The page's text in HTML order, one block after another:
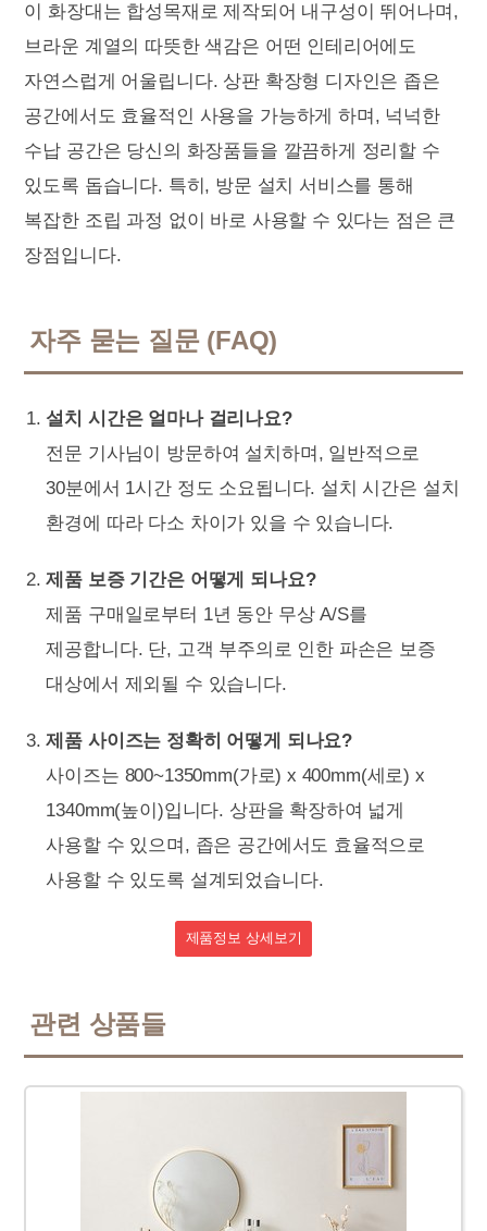
이 화장대는 합성목재로 제작되어 내구성이 뛰어나며,
브라운 계열의 따뜻한 색감은 어떤 인테리어에도
자연스럽게 어울립니다. 상판 확장형 디자인은 좁은
공간에서도 효율적인 사용을 가능하게 하며, 넉넉한
수납 공간은 당신의 화장품들을 깔끔하게 정리할 수
있도록 돕습니다. 특히, 방문 설치 서비스를 통해
복잡한 조립 과정 없이 바로 사용할 수 있다는 점은 큰
장점입니다.
자주 묻는 질문 (FAQ)
설치 시간은 얼마나 걸리나요?
전문 기사님이 방문하여 설치하며, 일반적으로
30분에서 1시간 정도 소요됩니다. 설치 시간은 설치
환경에 따라 다소 차이가 있을 수 있습니다.
제품 보증 기간은 어떻게 되나요?
제품 구매일로부터 1년 동안 무상 A/S를
제공합니다. 단, 고객 부주의로 인한 파손은 보증
대상에서 제외될 수 있습니다.
제품 사이즈는 정확히 어떻게 되나요?
사이즈는 800~1350mm(가로) x 400mm(세로) x
1340mm(높이)입니다. 상판을 확장하여 넓게
사용할 수 있으며, 좁은 공간에서도 효율적으로
사용할 수 있도록 설계되었습니다.
제품정보 상세보기
관련 상품들